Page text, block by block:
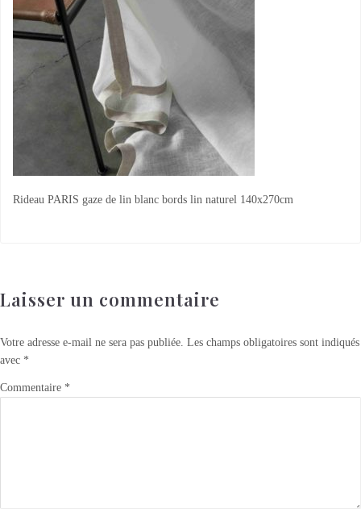
Rideau PARIS gaze de lin blanc bords lin naturel 140x270cm
Laisser un commentaire
Votre adresse e-mail ne sera pas publiée. Les champs obligatoires sont indiqués
avec *
Commentaire *